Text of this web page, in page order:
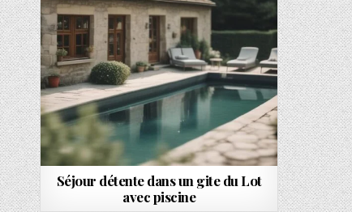
Séjour détente dans un gite du Lot
avec piscine